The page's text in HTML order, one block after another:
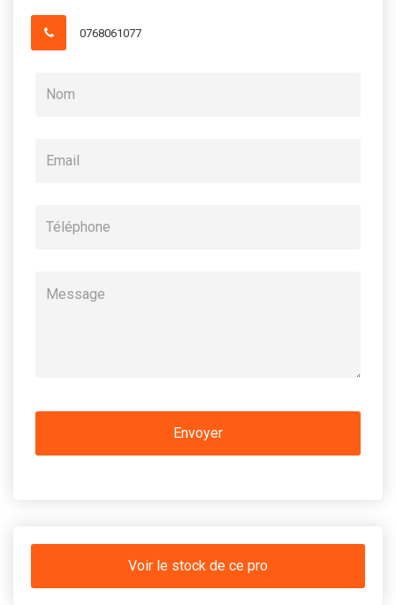
0768061077
Voir le stock de ce pro